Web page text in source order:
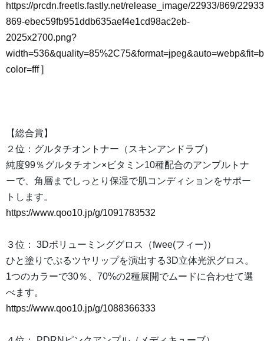
https://prcdn.freetls.fastly.net/release_image/22933/869/
869-ebec59fb951ddb635aef4e1cd98ac2eb-
2025x2700.png?
color=fff]
【総合賞】
２位：グルタチオントナー（スキンアンドラブ）
純度99％グルタチオン×ビタミン10種配合のアンプルトナ
ーで、角層までしっとり保湿で肌コンディションをサポー
トします。
https://www.qoo10.jp/g/1091783532
３位： 3Dボリューミンググロス（fwee(フィー)）
ひと塗りでぷるツヤリップを演出する3D立体光沢グロス。
1つのカラーで30％、70%の2種展開でムードに合わせて選
べます。
https://www.qoo10.jp/g/1088366333